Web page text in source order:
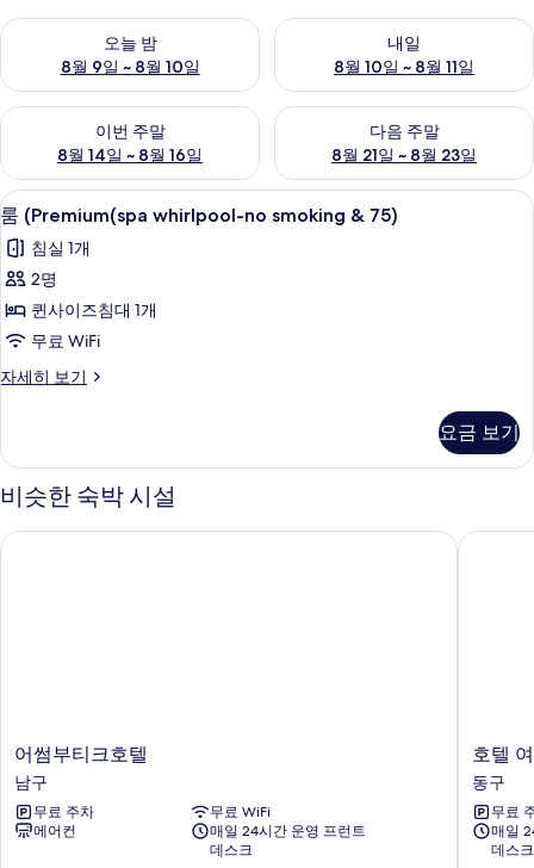
오늘 밤
8월 9일 ~ 8월 10일
오늘 밤 예약 가능 여부 확인, 8월 9일 ~ 8월 10일
내일
8월 10일 ~ 8월 11일
내일 예약 가능 여부 확인, 8월
이번 주말
8월 14일 ~ 8월 16일
이번 주말 예약 가능 여부 확인, 8월 14일 ~ 8월 16일
다음 주말
8월 21일 ~ 8월 23일
다음 주말 예약 가능 여부 확인
룸
(Premium(spa
whirlpool-
no
smoking
&
75)
모
두
기
2
룸 (Premium(spa whirlpool-no smoking & 75)
침실 1개
2명
퀸사이즈침대 1개
무료 WiFi
자세히 보기
룸
smoking
&
75)
세
요금 보기
비슷한 숙박 시설
어
썸
부
티
크
어썸부티크호텔
남구
무료 주차
무료 WiFi
에어컨
매일 24시간 운영 프런트
데스크
어썸부티크호텔
호
텔
여
기
어
호텔
동구
무료
매일
데스크
호텔 여